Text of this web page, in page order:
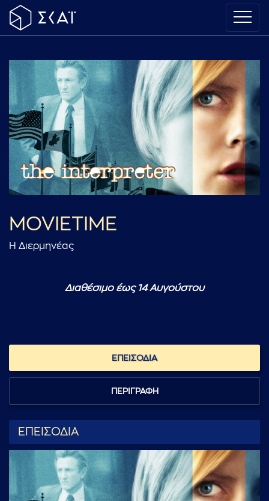
MOVIETIME
Η Διερμηνέας
Διαθέσιμο έως 14 Αυγούστου
ΕΠΕΙΣΟΔΙΑ
ΠΕΡΙΓΡΑΦΗ
ΕΠΕΙΣΟΔΙΑ